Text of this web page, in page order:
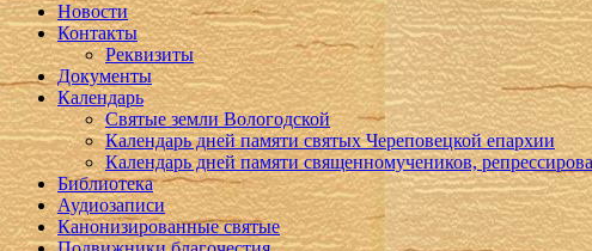
Новости
Контакты
Реквизиты
Документы
Календарь
Святые земли Вологодской
Календарь дней памяти святых Череповецкой епархии
Календарь дней памяти священномучеников,
Библиотека
Аудиозаписи
Канонизированные святые